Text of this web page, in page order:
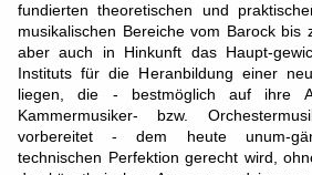
fundierten theoretischen und
musikalischen Bereiche vom Barock bis
aber auch in Hinkunft das Haupt-
Instituts für die Heranbildung einer
liegen, die - bestmöglich auf ihre
Kammermusiker- bzw.
vorbereitet - dem heute unum-
technischen Perfektion gerecht wird,